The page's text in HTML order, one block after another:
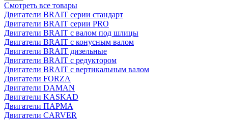
Смотреть все товары
Двигатели BRAIT серии стандарт
Двигатели BRAIT серии PRO
Двигатели BRAIT с валом под шлицы
Двигатели BRAIT с конусным валом
Двигатели BRAIT дизельные
Двигатели BRAIT с редуктором
Двигатели BRAIT с вертикальным валом
Двигатели FORZA
Двигатели DAMAN
Двигатели KASKAD
Двигатели ПАРМА
Двигатели CARVER